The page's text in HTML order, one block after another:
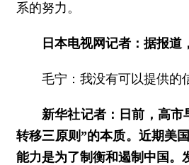
系的努力。
日本电视网记者：据报
毛宁：我没有可以提供的
新华社记者：日前，高市
转移三原则”的本质。近期美
能力是为了制衡和遏制中国。